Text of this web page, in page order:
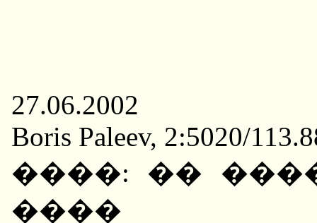
27.06.2002
Boris Paleev, 2:5020/
����: ��
����